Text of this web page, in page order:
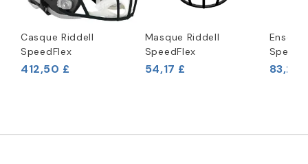
Casque Riddell
SpeedFlex
412,50 £
Masque Riddell
SpeedFlex
54,17 £ 83,29